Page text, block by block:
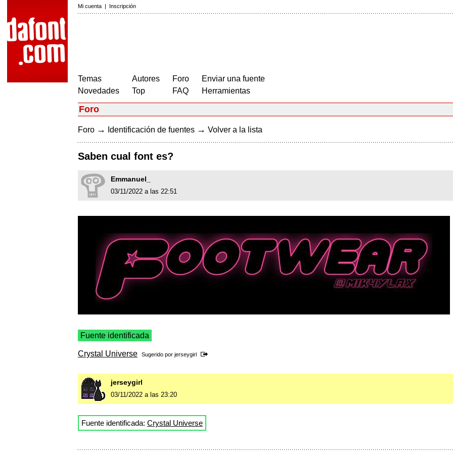
Mi cuenta | Inscripción
Temas
Novedades
Autores
Top
Foro
FAQ
Enviar una fuente
Herramientas
Foro
Foro → Identificación de fuentes → Volver a la lista
Saben cual font es?
Emmanuel_
03/11/2022 a las 22:51
Fuente identificada
Crystal Universe Sugerido por jerseygirl
jerseygirl
03/11/2022 a las 23:20
Fuente identificada: Crystal Universe